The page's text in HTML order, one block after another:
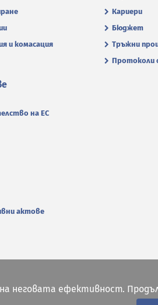
Кариери
Бюджет
Тръжни
Протоколи
и комасация
на ЕС
актове
неговата ефективност.